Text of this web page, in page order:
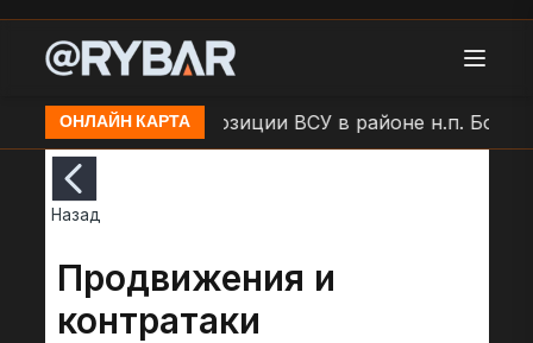
ОНЛАЙН КАРТА
Удар БЛА по позиции ВСУ в районе н.п. Большая
Назад
Продвижения и
контратаки